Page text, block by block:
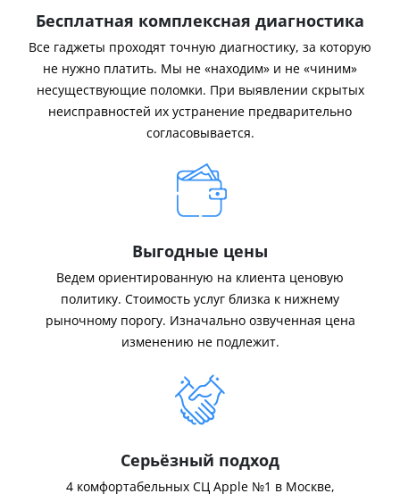
Бесплатная комплексная диагностика
Все гаджеты проходят точную диагностику, за которую
не нужно платить. Мы не «находим» и не «чиним»
несуществующие поломки. При выявлении скрытых
неисправностей их устранение предварительно
согласовывается.
Выгодные цены
Ведем ориентированную на клиента ценовую
политику. Стоимость услуг близка к нижнему
рыночному порогу. Изначально озвученная цена
изменению не подлежит.
Серьёзный подход
4 комфортабельных СЦ Apple №1 в Москве,